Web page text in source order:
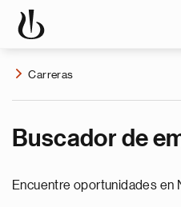
Carreras
Buscador de
Encuentre oportunidades en